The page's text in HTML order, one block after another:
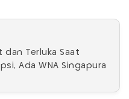
dan Terluka Saat
Ada WNA Singapura